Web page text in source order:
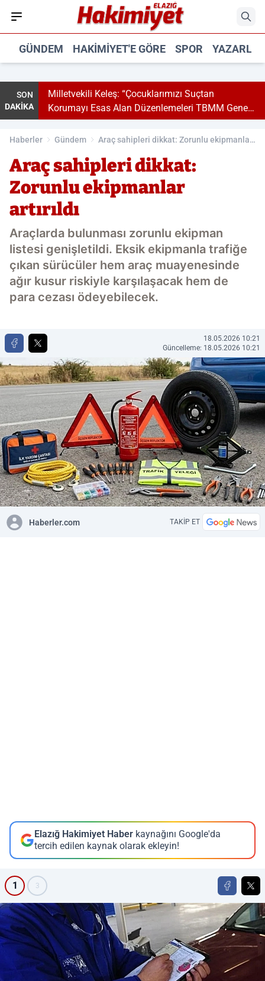
GÜNDEM HAKIMIYET'E GÖRE SPOR
SON
DAKİKA
Milletvekili Keleş: “Çocuklarımızı Suçtan
Korumayı Esas Alan Düzenlemeleri TBMM Genel
Kurulu’nda Kabul Ettik”
Haberler Gündem
Araç sahipleri dikkat: Zorunlu ekipmanlar
Araç sahipleri dikkat:
Zorunlu ekipmanlar
artırıldı
Araçlarda bulunması zorunlu ekipman
listesi genişletildi. Eksik ekipmanla trafiğe
çıkan sürücüler hem araç muayenesinde
ağır kusur riskiyle karşılaşacak hem de
para cezası ödeyebilecek.
18.05.2026 10:21
Güncelleme: 18.05.2026 10:21
Haberler.com TAKİP ET
Elazığ Hakimiyet Haber kaynağını Google'da
tercih edilen kaynak olarak ekleyin!
1 3